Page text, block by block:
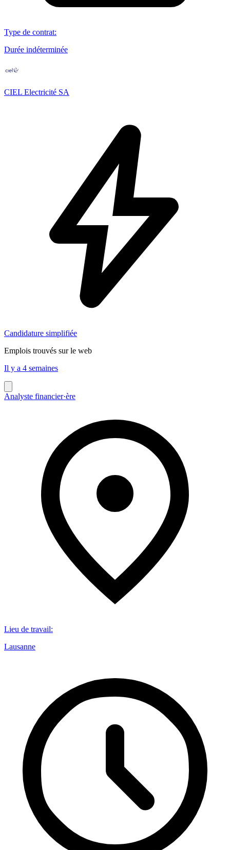
Type de contrat:
Durée indéterminée
CIEL Electricité SA
Candidature simplifiée
Emplois trouvés sur le web
Il y a 4 semaines
Analyste financier·ère
Lieu de travail:
Lausanne